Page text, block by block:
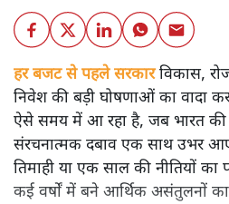
हर बजट से पहले सरकारविकास,
निवेश की बड़ी घोषणाओं का वादा
ऐसे समय में आ रहा है, जब भारत की
संरचनात्मक दबाव एक साथ उभर
तिमाही या एक साल की नीतियों
कई वर्षों में बने आर्थिक असंतुलनों का